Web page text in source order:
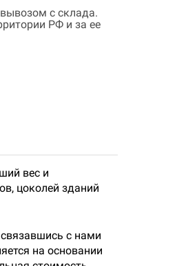
с склада.
РФ и за ее
вес и
цоколей зданий
с нами
на основании